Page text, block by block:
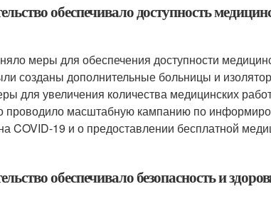
обеспечивало доступность
меры для обеспечения доступности
созданы дополнительные больницы и
для увеличения количества медицинских
проводило масштабную кампанию по
COVID-19 и о предоставлении бесплатной
обеспечивало безопасность и